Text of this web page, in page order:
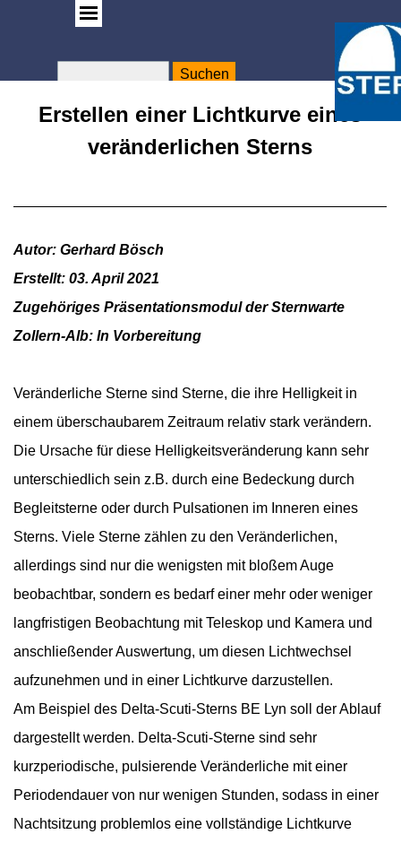
Suchen
Erstellen einer Lichtkurve eines
veränderlichen Sterns
Autor: Gerhard Bösch
Erstellt: 03. April 2021
Zugehöriges Präsentationsmodul der Sternwarte
Zollern-Alb: In Vorbereitung
Veränderliche Sterne sind Sterne, die ihre Helligkeit in
einem überschaubarem Zeitraum relativ stark verändern.
Die Ursache für diese Helligkeitsveränderung kann sehr
unterschiedlich sein z.B. durch eine Bedeckung durch
Begleitsterne oder durch Pulsationen im Inneren eines
Sterns. Viele Sterne zählen zu den Veränderlichen,
allerdings sind nur die wenigsten mit bloßem Auge
beobachtbar, sondern es bedarf einer mehr oder weniger
langfristigen Beobachtung mit Teleskop und Kamera und
anschließender Auswertung, um diesen Lichtwechsel
aufzunehmen und in einer Lichtkurve darzustellen.
Am Beispiel des Delta-Scuti-Sterns BE Lyn soll der Ablauf
dargestellt werden. Delta-Scuti-Sterne sind sehr
kurzperiodische, pulsierende Veränderliche mit einer
Periodendauer von nur wenigen Stunden, sodass in einer
Nachtsitzung problemlos eine vollständige Lichtkurve